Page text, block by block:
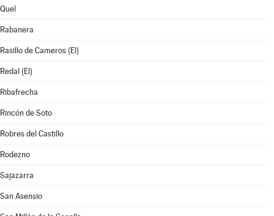
Quel
Rabanera
Rasillo de Cameros (El)
Redal (El)
Ribafrecha
Rincón de Soto
Robres del Castillo
Rodezno
Sajazarra
San Asensio